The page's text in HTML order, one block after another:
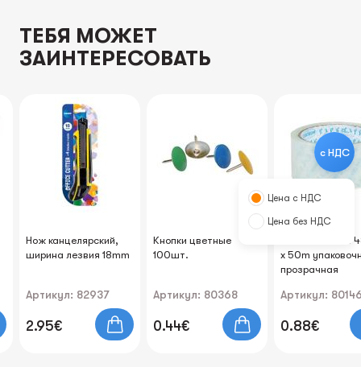
ТЕБЯ МОЖЕТ
ЗАИНТЕРЕСОВАТЬ
Нож канцелярский,
ширина лезвия 18mm
Артикул: 82937
2.95€
Кнопки цветные
100шт.
Артикул: 80368
0.44€
Клейкая лента
х 50m
прозрачная
Артикул:
0.88€
с НДС
Цена с НДС
Цена без НДС